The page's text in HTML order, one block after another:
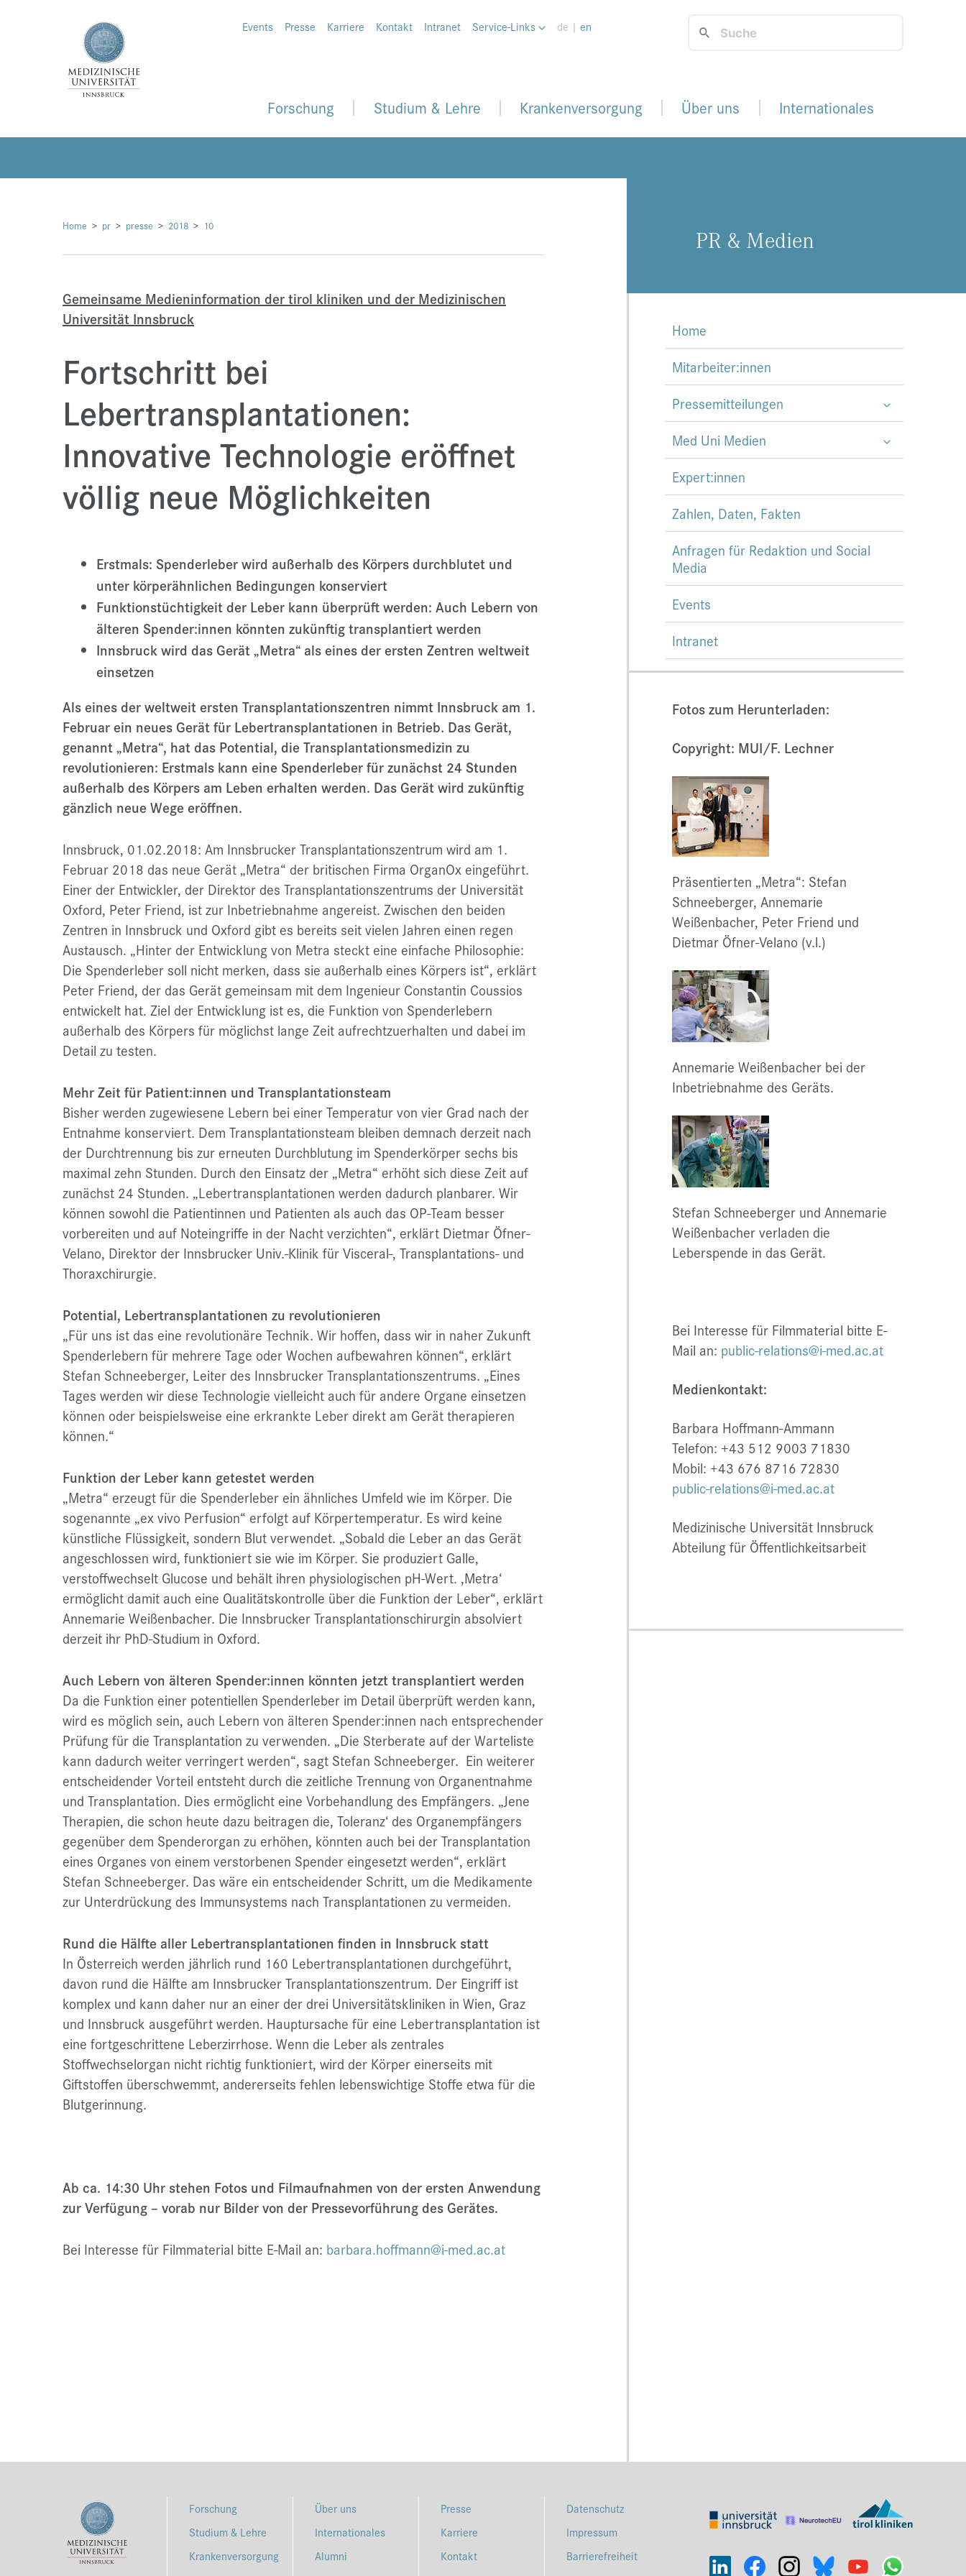
Events Presse Karriere Kontakt Intranet Service-Links de | en
Forschung Studium & Lehre Krankenversorgung Über uns Internationales
Home pr presse 2018 10
Gemeinsame Medieninformation der tirol kliniken und der Medizinischen
Universität Innsbruck
Fortschritt bei
Lebertransplantationen:
Innovative Technologie eröffnet
völlig neue Möglichkeiten
Erstmals: Spenderleber wird außerhalb des Körpers durchblutet und
unter körperähnlichen Bedingungen konserviert
Funktionstüchtigkeit der Leber kann überprüft werden: Auch Lebern von
älteren Spender:innen könnten zukünftig transplantiert werden
Innsbruck wird das Gerät „Metra“ als eines der ersten Zentren weltweit
einsetzen
Als eines der weltweit ersten Transplantationszentren nimmt Innsbruck am 1.
Februar ein neues Gerät für Lebertransplantationen in Betrieb. Das Gerät,
genannt „Metra“, hat das Potential, die Transplantationsmedizin zu
revolutionieren: Erstmals kann eine Spenderleber für zunächst 24 Stunden
außerhalb des Körpers am Leben erhalten werden. Das Gerät wird zukünftig
gänzlich neue Wege eröffnen.
Innsbruck, 01.02.2018: Am Innsbrucker Transplantationszentrum wird am 1.
Februar 2018 das neue Gerät „Metra“ der britischen Firma OrganOx eingeführt.
Einer der Entwickler, der Direktor des Transplantationszentrums der Universität
Oxford, Peter Friend, ist zur Inbetriebnahme angereist. Zwischen den beiden
Zentren in Innsbruck und Oxford gibt es bereits seit vielen Jahren einen regen
Austausch. „Hinter der Entwicklung von Metra steckt eine einfache Philosophie:
Die Spenderleber soll nicht merken, dass sie außerhalb eines Körpers ist“, erklärt
Peter Friend, der das Gerät gemeinsam mit dem Ingenieur Constantin Coussios
entwickelt hat. Ziel der Entwicklung ist es, die Funktion von Spenderlebern
außerhalb des Körpers für möglichst lange Zeit aufrechtzuerhalten und dabei im
Detail zu testen.
Mehr Zeit für Patient:innen und Transplantationsteam
Bisher werden zugewiesene Lebern bei einer Temperatur von vier Grad nach der
Entnahme konserviert. Dem Transplantationsteam bleiben demnach derzeit nach
der Durchtrennung bis zur erneuten Durchblutung im Spenderkörper sechs bis
maximal zehn Stunden. Durch den Einsatz der „Metra“ erhöht sich diese Zeit auf
zunächst 24 Stunden. „Lebertransplantationen werden dadurch planbarer. Wir
können sowohl die Patientinnen und Patienten als auch das OP-Team besser
vorbereiten und auf Noteingriffe in der Nacht verzichten“, erklärt Dietmar Öfner-
Velano, Direktor der Innsbrucker Univ.-Klinik für Visceral-, Transplantations- und
Thoraxchirurgie.
Potential, Lebertransplantationen zu revolutionieren
„Für uns ist das eine revolutionäre Technik. Wir hoffen, dass wir in naher Zukunft
Spenderlebern für mehrere Tage oder Wochen aufbewahren können“, erklärt
Stefan Schneeberger, Leiter des Innsbrucker Transplantationszentrums. „Eines
Tages werden wir diese Technologie vielleicht auch für andere Organe einsetzen
können oder beispielsweise eine erkrankte Leber direkt am Gerät therapieren
können.“
Funktion der Leber kann getestet werden
„Metra“ erzeugt für die Spenderleber ein ähnliches Umfeld wie im Körper. Die
sogenannte „ex vivo Perfusion“ erfolgt auf Körpertemperatur. Es wird keine
künstliche Flüssigkeit, sondern Blut verwendet. „Sobald die Leber an das Gerät
angeschlossen wird, funktioniert sie wie im Körper. Sie produziert Galle,
verstoffwechselt Glucose und behält ihren physiologischen pH-Wert. ,Metra‘
ermöglicht damit auch eine Qualitätskontrolle über die Funktion der Leber“, erklärt
Annemarie Weißenbacher. Die Innsbrucker Transplantationschirurgin absolviert
derzeit ihr PhD-Studium in Oxford.
Auch Lebern von älteren Spender:innen könnten jetzt transplantiert werden
Da die Funktion einer potentiellen Spenderleber im Detail überprüft werden kann,
wird es möglich sein, auch Lebern von älteren Spender:innen nach entsprechender
Prüfung für die Transplantation zu verwenden. „Die Sterberate auf der Warteliste
kann dadurch weiter verringert werden“, sagt Stefan Schneeberger. Ein weiterer
entscheidender Vorteil entsteht durch die zeitliche Trennung von Organentnahme
und Transplantation. Dies ermöglicht eine Vorbehandlung des Empfängers. „Jene
Therapien, die schon heute dazu beitragen die, Toleranz‘ des Organempfängers
gegenüber dem Spenderorgan zu erhöhen, könnten auch bei der Transplantation
eines Organes von einem verstorbenen Spender eingesetzt werden“, erklärt
Stefan Schneeberger. Das wäre ein entscheidender Schritt, um die Medikamente
zur Unterdrückung des Immunsystems nach Transplantationen zu vermeiden.
Rund die Hälfte aller Lebertransplantationen finden in Innsbruck statt
In Österreich werden jährlich rund 160 Lebertransplantationen durchgeführt,
davon rund die Hälfte am Innsbrucker Transplantationszentrum. Der Eingriff ist
komplex und kann daher nur an einer der drei Universitätskliniken in Wien, Graz
und Innsbruck ausgeführt werden. Hauptursache für eine Lebertransplantation ist
eine fortgeschrittene Leberzirrhose. Wenn die Leber als zentrales
Stoffwechselorgan nicht richtig funktioniert, wird der Körper einerseits mit
Giftstoffen überschwemmt, andererseits fehlen lebenswichtige Stoffe etwa für die
Blutgerinnung.
Ab ca. 14:30 Uhr stehen Fotos und Filmaufnahmen von der ersten Anwendung
zur Verfügung – vorab nur Bilder von der Pressevorführung des Gerätes.
Bei Interesse für Filmmaterial bitte E-Mail an: barbara.hoffmann@i-med.ac.at
PR & Me­di­en
Home
Mitarbeiter:innen
Pressemitteilungen
Med Uni Medien
Expert:innen
Zahlen, Daten, Fakten
Anfragen für Redaktion und Social
Media
Events
Intranet
Fotos zum Herunterladen:
Copyright: MUI/F. Lechner
Präsentierten „Metra“: Stefan
Schneeberger, Annemarie
Weißenbacher, Peter Friend und
Dietmar Öfner-Velano (v.l.)
Annemarie Weißenbacher bei der
Inbetriebnahme des Geräts.
Stefan Schneeberger und Annemarie
Weißenbacher verladen die
Leberspende in das Gerät.
Bei Interesse für Filmmaterial bitte E-
Mail an: public-relations@i-med.ac.at
Medienkontakt:
Barbara Hoffmann-Ammann
Telefon: +43 512 9003 71830
Mobil: +43 676 8716 72830
public-relations@i-med.ac.at
Medizinische Universität Innsbruck
Abteilung für Öffentlichkeitsarbeit
Forschung
Studium & Lehre
Krankenversorgung
Über uns
Internationales
Alumni
Presse
Karriere
Kontakt
Datenschutz
Impressum
Barrierefreiheit